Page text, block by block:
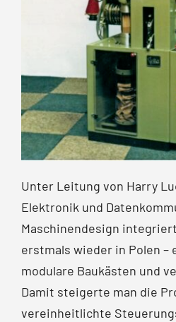
Unter Leitung von Harry
Elektronik und
Maschinen­design
erstmals wieder in Polen –
modulare Baukästen und
Damit steigerte man die
vereinheitlichte